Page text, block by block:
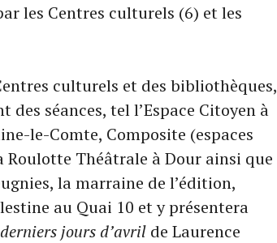
les Centres culturels (6) et les
culturels et des bibliothèques,
des séances, tel l’Espace Citoyen à
le-Comte, Composite (espaces
Théâtrale à Dour ainsi que
la marraine de l’édition,
au Quai 10 et y présentera
jours d’avril de Laurence